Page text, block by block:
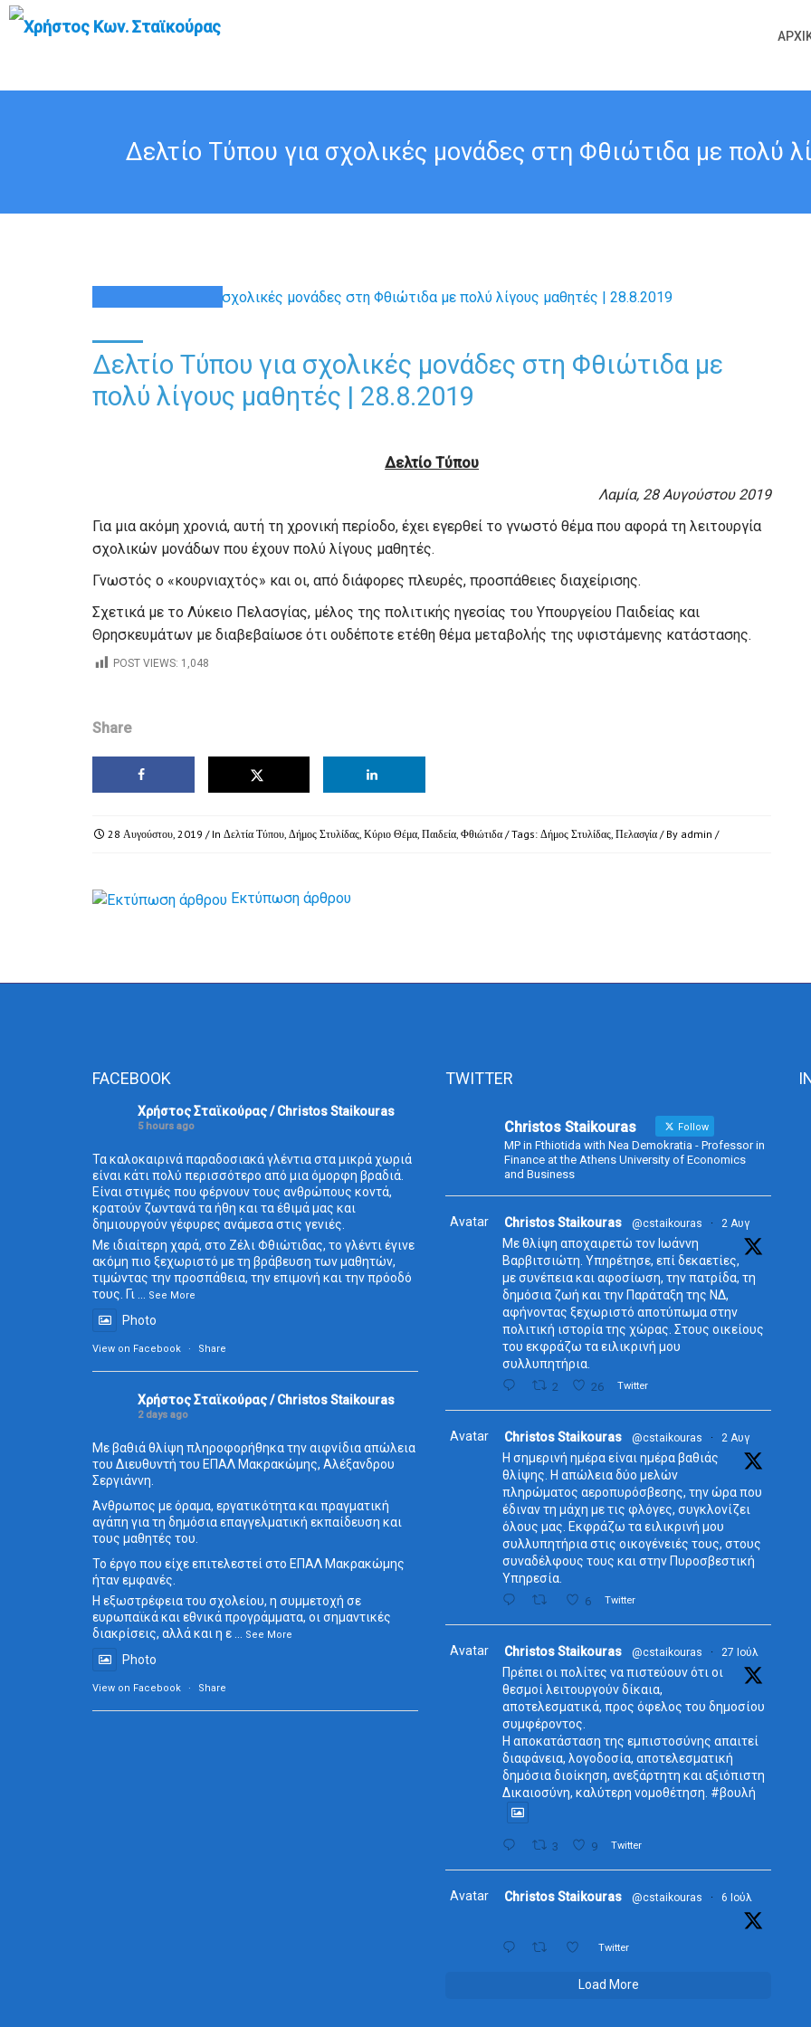
Δελτίο Τύπου για σχολικές μονάδες στη Φθιώτιδα με πολύ
Δελτίο Τύπου για σχολικές μονάδες στη Φθιώτιδα με
πολύ λίγους μαθητές | 28.8.2019
Δελτίο Τύπου
Λαμία, 28 Αυγούστου 2019
Για μια ακόμη χρονιά, αυτή τη χρονική περίοδο, έχει εγερθεί το γνωστό θέμα που αφορά τη λειτουργία
σχολικών μονάδων που έχουν πολύ λίγους μαθητές.
Γνωστός ο «κουρνιαχτός» και οι, από διάφορες πλευρές, προσπάθειες διαχείρισης.
Σχετικά με το Λύκειο Πελασγίας, μέλος της πολιτικής ηγεσίας του Υπουργείου Παιδείας και
Θρησκευμάτων με διαβεβαίωσε ότι ουδέποτε ετέθη θέμα μεταβολής της υφιστάμενης κατάστασης.
POST VIEWS: 1,048
Share
28 Αυγούστου, 2019 / In Δελτία Τύπου, Δήμος Στυλίδας, Κύριο Θέμα, Παιδεία, Φθιώτιδα / Tags: Δήμος Στυλίδας, Πελασγία / By admin /
Εκτύπωση άρθρου
FACEBOOK
Χρήστος Σταϊκούρας / Christos Staikouras
5 hours ago
Τα καλοκαιρινά παραδοσιακά γλέντια στα μικρά χωριά
είναι κάτι πολύ περισσότερο από μια όμορφη βραδιά.
Είναι στιγμές που φέρνουν τους ανθρώπους κοντά,
κρατούν ζωντανά τα ήθη και τα έθιμά μας και
δημιουργούν γέφυρες ανάμεσα στις γενιές.
Με ιδιαίτερη χαρά, στο Ζέλι Φθιώτιδας, το γλέντι έγινε
ακόμη πιο ξεχωριστό με τη βράβευση των μαθητών,
τιμώντας την προσπάθεια, την επιμονή και την πρόοδό
τους. Γι
See More
Photo
View on Facebook · Share
Χρήστος Σταϊκούρας / Christos Staikouras
2 days ago
Με βαθιά θλίψη πληροφορήθηκα την αιφνίδια απώλεια
του Διευθυντή του ΕΠΑΛ Μακρακώμης, Αλέξανδρου
Σεργιάννη.
Άνθρωπος με όραμα, εργατικότητα και πραγματική
αγάπη για τη δημόσια επαγγελματική εκπαίδευση και
τους μαθητές του.
Το έργο που είχε επιτελεστεί στο ΕΠΑΛ Μακρακώμης
ήταν εμφανές.
Η εξωστρέφεια του σχολείου, η συμμετοχή σε
ευρωπαϊκά και εθνικά προγράμματα, οι σημαντικές
διακρίσεις, αλλά και η ε
See More
Photo
View on Facebook · Share
TWITTER
Christos Staikouras Follow
MP in Fthiotida with Nea Demokratia - Professor in
Finance at the Athens University of Economics
and Business
Avatar Christos Staikouras @cstaikouras · 2 Αυγ
Με θλίψη αποχαιρετώ τον Ιωάννη
Βαρβιτσιώτη. Υπηρέτησε, επί δεκαετίες,
με συνέπεια και αφοσίωση, την πατρίδα, τη
δημόσια ζωή και την Παράταξη της ΝΔ,
αφήνοντας ξεχωριστό αποτύπωμα στην
πολιτική ιστορία της χώρας. Στους οικείους
του εκφράζω τα ειλικρινή μου
συλλυπητήρια.
2 26 Twitter
Avatar Christos Staikouras @cstaikouras · 2 Αυγ
Η σημερινή ημέρα είναι ημέρα βαθιάς
θλίψης. Η απώλεια δύο μελών
πληρώματος αεροπυρόσβεσης, την ώρα που
έδιναν τη μάχη με τις φλόγες, συγκλονίζει
όλους μας. Εκφράζω τα ειλικρινή μου
συλλυπητήρια στις οικογένειές τους, στους
συναδέλφους τους και στην Πυροσβεστική
Υπηρεσία.
6 Twitter
Avatar Christos Staikouras @cstaikouras · 27 Ιούλ
Πρέπει οι πολίτες να πιστεύουν ότι οι
θεσμοί λειτουργούν δίκαια,
αποτελεσματικά, προς όφελος του δημοσίου
συμφέροντος.
Η αποκατάσταση της εμπιστοσύνης απαιτεί
διαφάνεια, λογοδοσία, αποτελεσματική
δημόσια διοίκηση, ανεξάρτητη και αξιόπιστη
Δικαιοσύνη, καλύτερη νομοθέτηση. #βουλή
3 9 Twitter
Avatar Christos Staikouras @cstaikouras · 6 Ιούλ
Twitter
Load More